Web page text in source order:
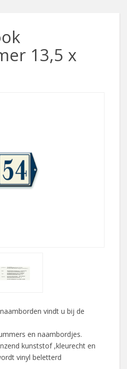
13,5 x
vindt u bij de
en naambordjes.
kunststof ,kleurecht en
vinyl beletterd